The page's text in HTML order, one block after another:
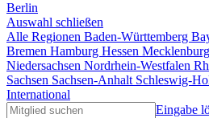
Berlin
Auswahl schließen
Alle Regionen Baden-Württemberg
Bremen Hamburg Hessen
Niedersachsen Nordrhein-Westfalen
Sachsen Sachsen-Anhalt Schleswig-
International
Eingabe